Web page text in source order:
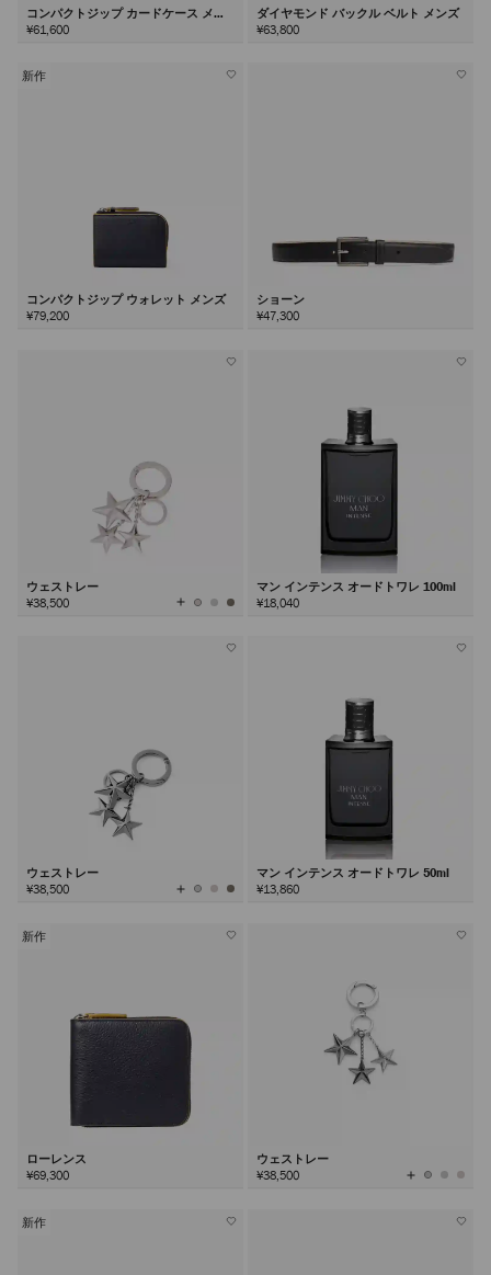
コンパクトジップ カードケース メン
ズ
¥61,600
ダイヤモンド バックル ベルト メンズ
¥63,800
新作
コンパクトジップ ウォレット メンズ
¥79,200
ショーン
¥47,300
ウェストレー
¥38,500
全
て
マン インテンス オードトワレ 100ml
¥18,040
ウェストレー
¥38,500
全
て
マン インテンス オードトワレ 50ml
¥13,860
新作
ローレンス
¥69,300
ウェストレー
¥38,500
全
て
新作